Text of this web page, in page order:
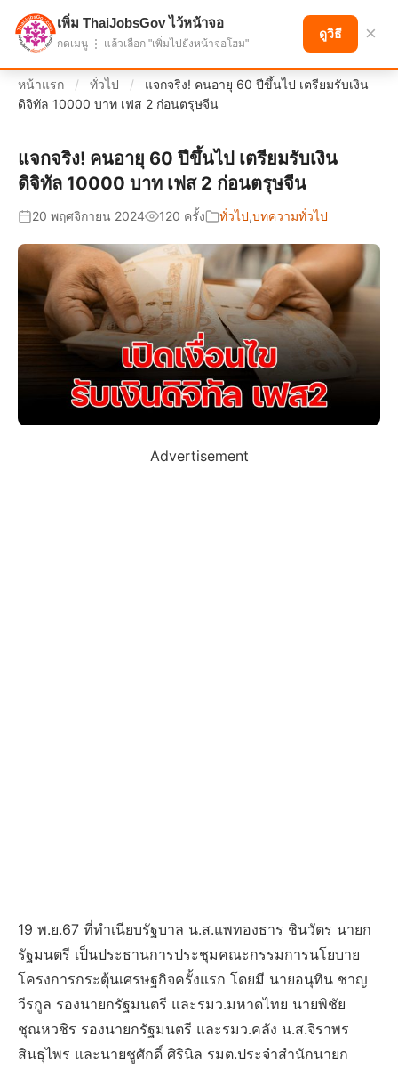
แบ่งปันโอกาส เพื่ออนาคตที่ก้าวหน้า
หน้าแรก / ทั่วไป /
แจกจริง! คนอายุ 60 ปีขึ้นไป เตรียมรับเงิน
ดิจิทัล 10000 บาท เฟส 2 ก่อนตรุษจีน
แจกจริง! คนอายุ 60 ปีขึ้นไป เตรียมรับเงิน
ดิจิทัล 10000 บาท เฟส 2 ก่อนตรุษจีน
20 พฤศจิกายน 2024 120 ครั้ง ทั่วไป,บทความทั่วไป
Advertisement
19 พ.ย.67 ที่ทำเนียบรัฐบาล น.ส.แพทองธาร ชินวัตร นายก
รัฐมนตรี เป็นประธานการประชุมคณะกรรมการนโยบาย
โครงการกระตุ้นเศรษฐกิจครั้งแรก โดยมี นายอนุทิน ชาญ
วีรกูล รองนายกรัฐมนตรี และรมว.มหาดไทย นายพิชัย
ชุณหวชิร รองนายกรัฐมนตรี และรมว.คลัง น.ส.จิราพร
สินธุไพร และนายชูศักดิ์ ศิรินิล รมต.ประจำสำนักนายก
เพิ่ม ThaiJobsGov ไว้หน้าจอ
กดเมนู ⋮ แล้วเลือก "เพิ่มไปยังหน้าจอโฮม"
ดูวิธี ×